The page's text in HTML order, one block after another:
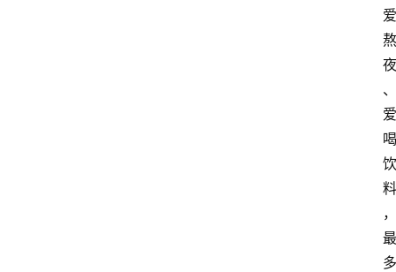
爱
熬
夜
、
爱
喝
饮
料
，
最
多